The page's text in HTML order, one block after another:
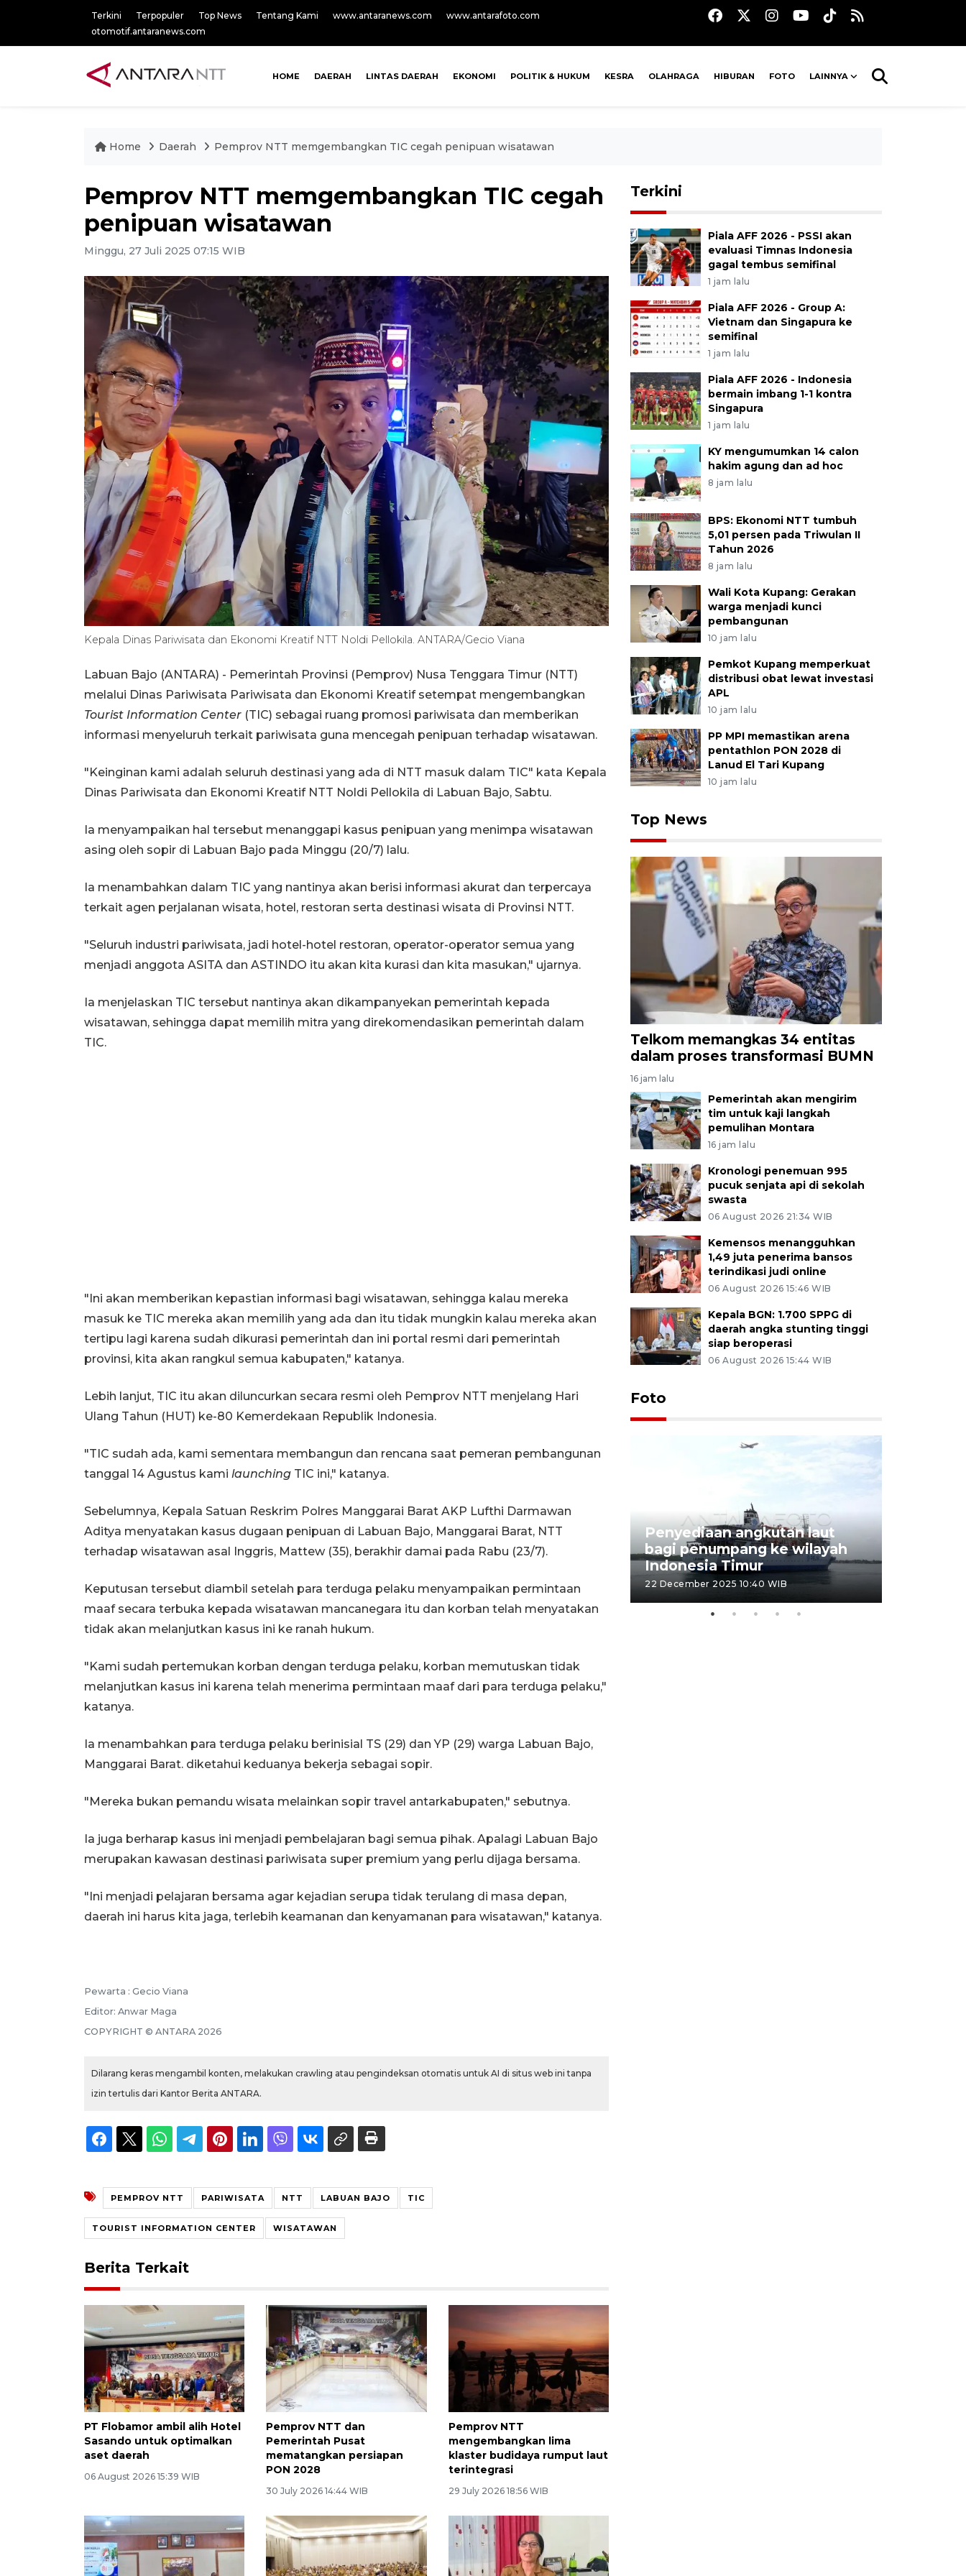
Terkini Terpopuler Top News Tentang Kami www.antaranews.com
www.antarafoto.com
otomotif.antaranews.com
HOME DAERAH LINTAS DAERAH EKONOMI POLITIK & HUKUM KESRA OLAHRAGA HIBURAN FOTO LAINNYA
Home Daerah Pemprov NTT memgembangkan TIC cegah penipuan wisatawan
Pemprov NTT memgembangkan TIC cegah
penipuan wisatawan
Minggu, 27 Juli 2025 07:15 WIB
Kepala Dinas Pariwisata dan Ekonomi Kreatif NTT Noldi Pellokila. ANTARA/Gecio Viana
Labuan Bajo (ANTARA) - Pemerintah Provinsi (Pemprov) Nusa Tenggara Timur (NTT)
melalui Dinas Pariwisata Pariwisata dan Ekonomi Kreatif setempat mengembangkan
Tourist Information Center (TIC) sebagai ruang promosi pariwisata dan memberikan
informasi menyeluruh terkait pariwisata guna mencegah penipuan terhadap wisatawan.
"Keinginan kami adalah seluruh destinasi yang ada di NTT masuk dalam TIC" kata Kepala
Dinas Pariwisata dan Ekonomi Kreatif NTT Noldi Pellokila di Labuan Bajo, Sabtu.
Ia menyampaikan hal tersebut menanggapi kasus penipuan yang menimpa wisatawan
asing oleh sopir di Labuan Bajo pada Minggu (20/7) lalu.
Ia menambahkan dalam TIC yang nantinya akan berisi informasi akurat dan terpercaya
terkait agen perjalanan wisata, hotel, restoran serta destinasi wisata di Provinsi NTT.
"Seluruh industri pariwisata, jadi hotel-hotel restoran, operator-operator semua yang
menjadi anggota ASITA dan ASTINDO itu akan kita kurasi dan kita masukan," ujarnya.
Ia menjelaskan TIC tersebut nantinya akan dikampanyekan pemerintah kepada
wisatawan, sehingga dapat memilih mitra yang direkomendasikan pemerintah dalam
TIC.
"Ini akan memberikan kepastian informasi bagi wisatawan, sehingga kalau mereka
masuk ke TIC mereka akan memilih yang ada dan itu tidak mungkin kalau mereka akan
tertipu lagi karena sudah dikurasi pemerintah dan ini portal resmi dari pemerintah
provinsi, kita akan rangkul semua kabupaten," katanya.
Lebih lanjut, TIC itu akan diluncurkan secara resmi oleh Pemprov NTT menjelang Hari
Ulang Tahun (HUT) ke-80 Kemerdekaan Republik Indonesia.
"TIC sudah ada, kami sementara membangun dan rencana saat pemeran pembangunan
tanggal 14 Agustus kami launching TIC ini," katanya.
Sebelumnya, Kepala Satuan Reskrim Polres Manggarai Barat AKP Lufthi Darmawan
Aditya menyatakan kasus dugaan penipuan di Labuan Bajo, Manggarai Barat, NTT
terhadap wisatawan asal Inggris, Mattew (35), berakhir damai pada Rabu (23/7).
Keputusan tersebut diambil setelah para terduga pelaku menyampaikan permintaan
maaf secara terbuka kepada wisatawan mancanegara itu dan korban telah menyatakan
tidak akan melanjutkan kasus ini ke ranah hukum.
"Kami sudah pertemukan korban dengan terduga pelaku, korban memutuskan tidak
melanjutkan kasus ini karena telah menerima permintaan maaf dari para terduga pelaku,"
katanya.
Ia menambahkan para terduga pelaku berinisial TS (29) dan YP (29) warga Labuan Bajo,
Manggarai Barat. diketahui keduanya bekerja sebagai sopir.
"Mereka bukan pemandu wisata melainkan sopir travel antarkabupaten," sebutnya.
Ia juga berharap kasus ini menjadi pembelajaran bagi semua pihak. Apalagi Labuan Bajo
merupakan kawasan destinasi pariwisata super premium yang perlu dijaga bersama.
"Ini menjadi pelajaran bersama agar kejadian serupa tidak terulang di masa depan,
daerah ini harus kita jaga, terlebih keamanan dan kenyamanan para wisatawan," katanya.
Pewarta : Gecio Viana
Editor: Anwar Maga
COPYRIGHT © ANTARA 2026
Dilarang keras mengambil konten, melakukan crawling atau pengindeksan otomatis untuk AI di situs web ini tanpa
izin tertulis dari Kantor Berita ANTARA.
PEMPROV NTT PARIWISATA NTT LABUAN BAJO TIC
TOURIST INFORMATION CENTER WISATAWAN
Berita Terkait
PT Flobamor ambil alih Hotel
Sasando untuk optimalkan
aset daerah
06 August 2026 15:39 WIB
Pemprov NTT dan
Pemerintah Pusat
mematangkan persiapan
PON 2028
30 July 2026 14:44 WIB
Pemprov NTT
mengembangkan lima
klaster budidaya rumput laut
terintegrasi
29 July 2026 18:56 WIB
Terkini
Piala AFF 2026 - PSSI akan
evaluasi Timnas Indonesia
gagal tembus semifinal
1 jam lalu
Piala AFF 2026 - Group A:
Vietnam dan Singapura ke
semifinal
1 jam lalu
Piala AFF 2026 - Indonesia
bermain imbang 1-1 kontra
Singapura
1 jam lalu
KY mengumumkan 14 calon
hakim agung dan ad hoc
8 jam lalu
BPS: Ekonomi NTT tumbuh
5,01 persen pada Triwulan II
Tahun 2026
8 jam lalu
Wali Kota Kupang: Gerakan
warga menjadi kunci
pembangunan
10 jam lalu
Pemkot Kupang memperkuat
distribusi obat lewat investasi
APL
10 jam lalu
PP MPI memastikan arena
pentathlon PON 2028 di
Lanud El Tari Kupang
10 jam lalu
Top News
Telkom memangkas 34 entitas
dalam proses transformasi BUMN
16 jam lalu
Pemerintah akan mengirim
tim untuk kaji langkah
pemulihan Montara
16 jam lalu
Kronologi penemuan 995
pucuk senjata api di sekolah
swasta
06 August 2026 21:34 WIB
Kemensos menangguhkan
1,49 juta penerima bansos
terindikasi judi online
06 August 2026 15:46 WIB
Kepala BGN: 1.700 SPPG di
daerah angka stunting tinggi
siap beroperasi
06 August 2026 15:44 WIB
Foto
Pelepasan Tukik di Pantai
14 September 2025 9:27 WIB
Penyediaan angkutan laut
bagi penumpang ke wilayah
Indonesia Timur
22 December 2025 10:40 WIB